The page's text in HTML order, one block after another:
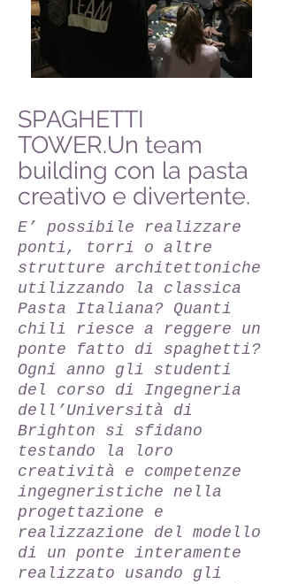
SPAGHETTI
TOWER.Un team
building con la pasta
creativo e divertente.
E’ possibile realizzare
ponti, torri o altre
strutture architettoniche
utilizzando la classica
Pasta Italiana? Quanti
chili riesce a reggere un
ponte fatto di spaghetti?
Ogni anno gli studenti
del corso di Ingegneria
dell’Università di
Brighton si sfidano
testando la loro
creatività e competenze
ingegneristiche nella
progettazione e
realizzazione del modello
di un ponte interamente
realizzato usando gli